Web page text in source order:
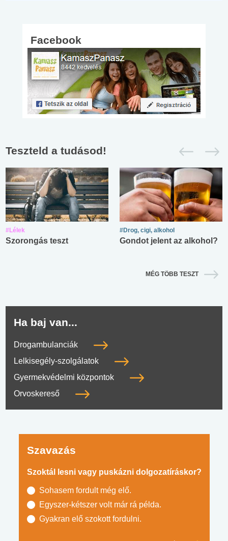
Facebook
Teszteld a tudásod!
#Lélek
Szorongás teszt
#Drog, cigi, alkohol
Gondot jelent az alkohol?
MÉG TÖBB TESZT
Ha baj van...
Drogambulanciák
Lelkisegély-szolgálatok
Gyermekvédelmi központok
Orvoskereső
Szavazás
Szoktál lesni vagy puskázni dolgozatíráskor?
Sohasem fordult még elő.
Egyszer-kétszer volt már rá példa.
Gyakran elő szokott fordulni.